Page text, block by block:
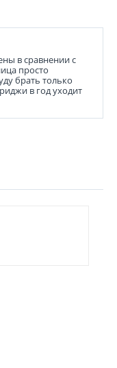
в сравнении с
просто
брать только
в год уходит